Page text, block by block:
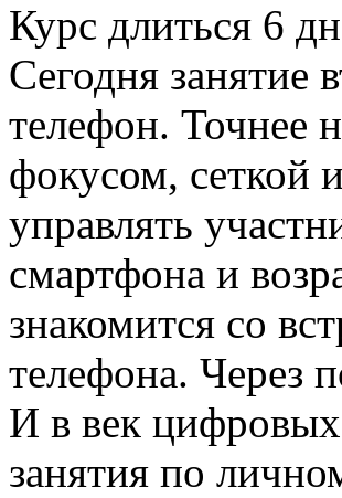
Курс длиться 6
Сегодня занятие
телефон. Точнее
фокусом, сеткой
управлять
смартфона и
знакомится со
телефона. Через
И в век
занятия по